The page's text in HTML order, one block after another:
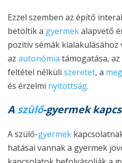
Ezzel szemben az építő
betöltik a gyermekalapvető
pozitív sémák kialakulásához
az autonómia támogatása,
feltétel nélküli szeretet, a
és érzelmi nyitottság.
A szülő-gyermek
A szülő-gyermek
hatásai vannak a gyermek